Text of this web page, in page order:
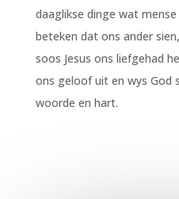
daaglikse dinge wat
beteken dat ons ander
soos Jesus ons liefgehad
ons geloof uit en wys God
woorde en hart.